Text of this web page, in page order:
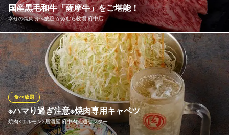
和牛を気軽に楽しめる
京王線中河原駅 徒歩1分
東京都府中市住吉町2-2-20
国産黒毛和牛「薩摩牛」をご堪能！
幸せの焼肉食べ放題 かみむら牧場 府中店
品評会の歴代受賞者から選抜された“牛飼い名人”が育てたA４ラン
ク以上の鹿児島県産黒毛和牛『薩摩牛』。ジュワ～っと広がる肉
汁、したたる上品な脂は、牛の持つ能力を全て引き出した芸術。
幸せの焼肉食べ放題 かみむら牧場 府中店
焼肉食べ放題＆飲み放題
京王線多磨霊園駅 徒歩4分
東京都府中市若松町1-24-3
※ハマり過ぎ注意※焼肉専用キャベツ
焼肉×ホルモン×居酒屋 府中肉流通センター
食べ放題